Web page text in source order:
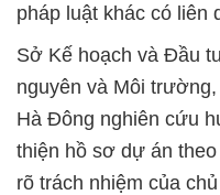
pháp luật khác có liên
Sở Kế hoạch và Đầu
nguyên và Môi
Hà Đông nghiên cứu
thiện hồ sơ dự án
rõ trách nhiệm của